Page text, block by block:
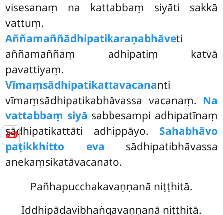
📜
visesanaṃ na kattabbaṃ siyāti sakkā
vattuṃ.
Aññamaññādhipatikaraṇabhāveti
aññamaññaṃ adhipatiṃ katvā
pavattiyaṃ.
Vīmaṃsādhipatikattavacananti
vīmaṃsādhipatikabhāvassa vacanaṃ. Na
vattabbaṃ siyā sabbesampi adhipatīnaṃ
sādhipatikattāti adhippāyo. Sahabhāvo
paṭikkhitto eva sādhipatibhāvassa
anekaṃsikatāvacanato.
Pañhapucchakavaṇṇanā niṭṭhitā.
Iddhipādavibhaṅgavaṇṇanā niṭṭhitā.